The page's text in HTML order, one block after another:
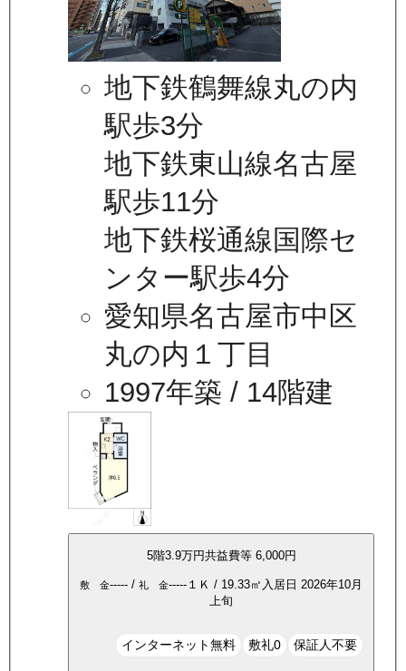
地下鉄鶴舞線丸の内
駅歩3分
地下鉄東山線名古屋
駅歩11分
地下鉄桜通線国際セ
ンター駅歩4分
愛知県名古屋市中区
丸の内１丁目
1997年築 / 14階建
5階3.9万円共益費等 6,000円
敷 金----- / 礼 金----- １Ｋ / 19.33㎡ 入居日 2026年10月
上旬
インターネット無料 敷礼0 保証人不要